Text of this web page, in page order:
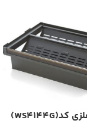
جا کفشی فلزی کد(WS4144G)